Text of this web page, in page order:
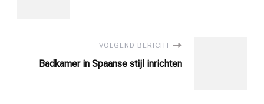
VOLGEND BERICHT
Badkamer in Spaanse stijl inrichten